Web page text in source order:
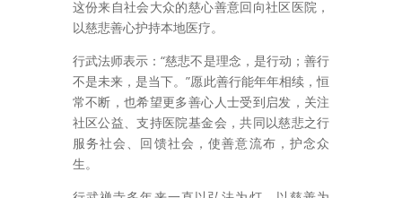
这份来自社会大众的慈心善意回向社区医院，
以慈悲善心护持本地医疗。
行武法师表示：“慈悲不是理念，是行动；善行
不是未来，是当下。”愿此善行能年年相续，恒
常不断，也希望更多善心人士受到启发，关注
社区公益、支持医院基金会，共同以慈悲之行
服务社会、回馈社会，使善意流布，护念众
生。